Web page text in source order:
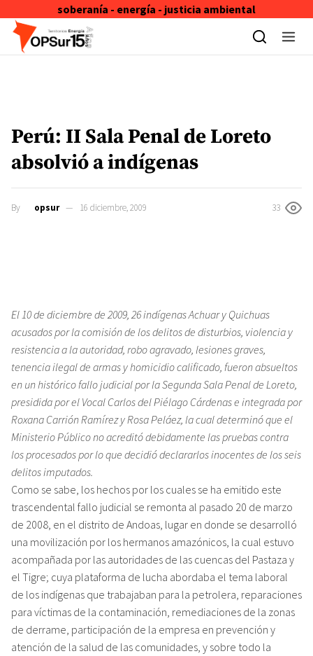
soberanía - energía - justicia ambiental
Skip to content
Perú: II Sala Penal de Loreto
absolvió a indígenas
By opsur 16 diciembre, 2009 33
El 10 de diciembre de 2009, 26 indígenas Achuar y Quichuas
acusados por la comisión de los delitos de disturbios, violencia y
resistencia a la autoridad, robo agravado, lesiones graves,
tenencia ilegal de armas y homicidio calificado, fueron absueltos
en un histórico fallo judicial por la Segunda Sala Penal de Loreto,
presidida por el Vocal Carlos del Piélago Cárdenas e integrada por
Roxana Carrión Ramírez y Rosa Peláez, la cual determinó que el
Ministerio Público no acreditó debidamente las pruebas contra
los procesados por lo que decidió declararlos inocentes de los seis
delitos imputados.
Como se sabe, los hechos por los cuales se ha emitido este
trascendental fallo judicial se remonta al pasado 20 de marzo
de 2008, en el distrito de Andoas, lugar en donde se desarrolló
una movilización por los hermanos amazónicos, la cual estuvo
acompañada por las autoridades de las cuencas del Pastaza y
el Tigre; cuya plataforma de lucha abordaba el tema laboral
de los indígenas que trabajaban para la petrolera, reparaciones
para víctimas de la contaminación, remediaciones de la zonas
de derrame, participación de la empresa en prevención y
atención de la salud de las comunidades, y sobre todo la